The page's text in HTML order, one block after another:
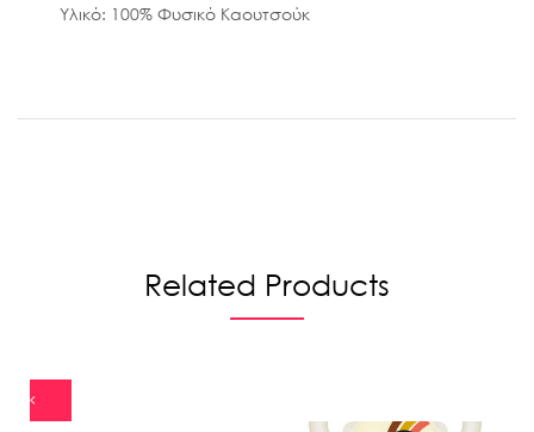
Υλικό: 100% Φυσικό Καουτσούκ
Related Products